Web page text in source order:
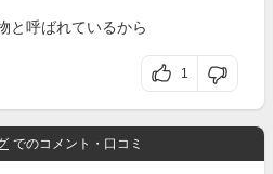
と呼ばれているから
1
でのコメント・口コミ